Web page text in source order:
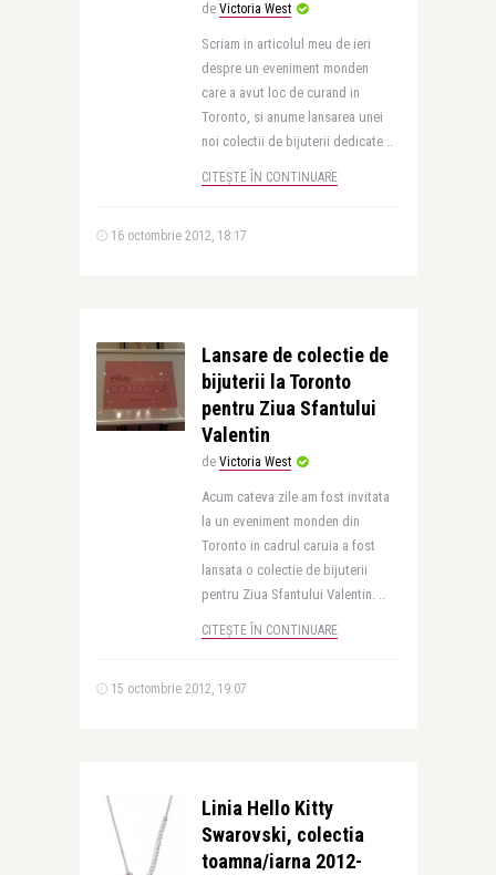
de Victoria West
Scriam in articolul meu de ieri
despre un eveniment monden
care a avut loc de curand in
Toronto, si anume lansarea unei
noi colectii de bijuterii dedicate ..
CITEȘTE ÎN CONTINUARE
16 octombrie 2012, 18:17
Lansare de colectie de
bijuterii la Toronto
pentru Ziua Sfantului
Valentin
de Victoria West
Acum cateva zile am fost invitata
la un eveniment monden din
Toronto in cadrul caruia a fost
lansata o colectie de bijuterii
pentru Ziua Sfantului Valentin. ..
CITEȘTE ÎN CONTINUARE
15 octombrie 2012, 19:07
Linia Hello Kitty
Swarovski, colectia
toamna/iarna 2012-